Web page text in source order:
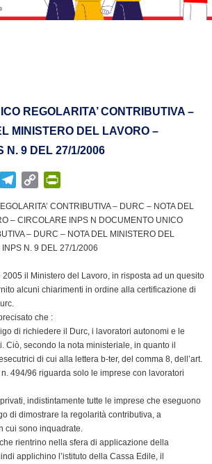
REGOLARITA’ CONTRIBUTIVA –
MINISTERO DEL LAVORO –
N. 9 DEL 27/1/2006
W
l
e
g
a
m
C
p
y
L
n
k
i
t
r
i
n
d
l
y
CONTRIBUTIVA – DURC – NOTA DEL
– CIRCOLARE INPS N DOCUMENTO UNICO
– DURC – NOTA DEL MINISTERO DEL
N. 9 DEL 27/1/2006
il Ministero del Lavoro, in risposta ad un quesito
alcuni chiarimenti in ordine alla certificazione di
che :
di richiedere il Durc, i lavoratori autonomi e le
Ciò, secondo la nota ministeriale, in quanto il
di cui alla lettera b-ter, del comma 8, dell’art.
494/96 riguarda solo le imprese con lavoratori
indistintamente tutte le imprese che eseguono
di dimostrare la regolarità contributiva, a
cui sono inquadrate.
rientrino nella sfera di applicazione della
applichino l’istituto della Cassa Edile, il